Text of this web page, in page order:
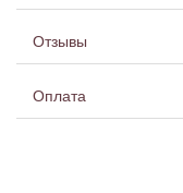
Отзывы
Оплата